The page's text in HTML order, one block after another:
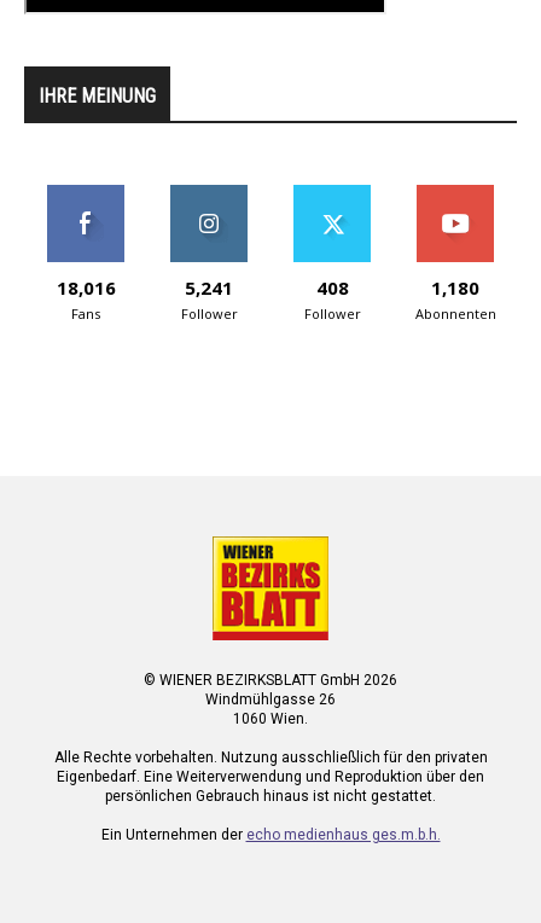
IHRE MEINUNG
18,016
Fans
5,241
Follower
408
Follower
1,180
Abonnenten
© WIENER BEZIRKSBLATT GmbH 2026
Windmühlgasse 26
1060 Wien.
Alle Rechte vorbehalten. Nutzung ausschließlich für den privaten
Eigenbedarf. Eine Weiterverwendung und Reproduktion über den
persönlichen Gebrauch hinaus ist nicht gestattet.
Ein Unternehmen der echo medienhaus ges.m.b.h.